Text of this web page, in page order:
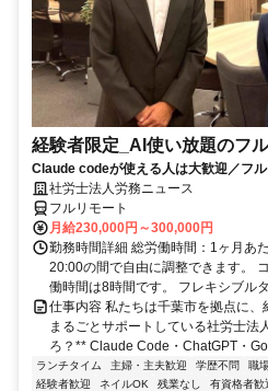
経験者限定_AI使い放題のフ
Claude codeが使える人は大歓迎／フル
社労士法人労務ニュース
フルリモート
月給230,000円～300,000円
勤務時間詳細 総労働時間：1ヶ月あ
20:00の間で自由に調整できます。
働時間は8時間です。 フレキシブル
仕事内容 私たちは千葉市を拠点に
まるごとサポートしている社労士法
ろ？** Claude Code・ChatGPT・
ランチタイム 主婦・主夫歓迎 学歴不問 職
経験者歓迎
ネイルOK 残業なし 有資格者歓